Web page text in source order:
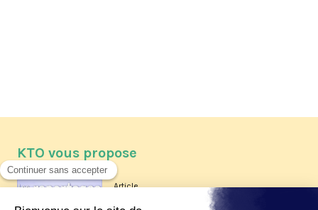
KTO vous propose
Article
Les reportages d'été 2026 de KTO